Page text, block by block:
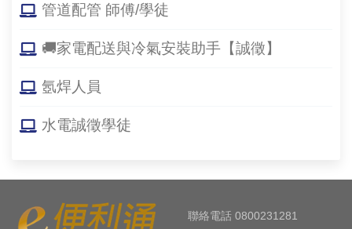
管道配管 師傅/學徒
🚚家電配送與冷氣安裝助手【誠徵】
氬焊人員
水電誠徵學徒
聯絡電話 0800231281